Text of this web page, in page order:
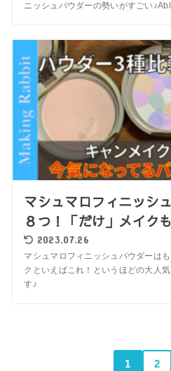
ニッシュパウダーの勢いがすごい
マシュマロフィニッシ
８つ！「だけ」メイクも
2023.07.26
マシュマロフィニッシュパウダーは
クといえばこれ！というほどの大人
す♪
1 2